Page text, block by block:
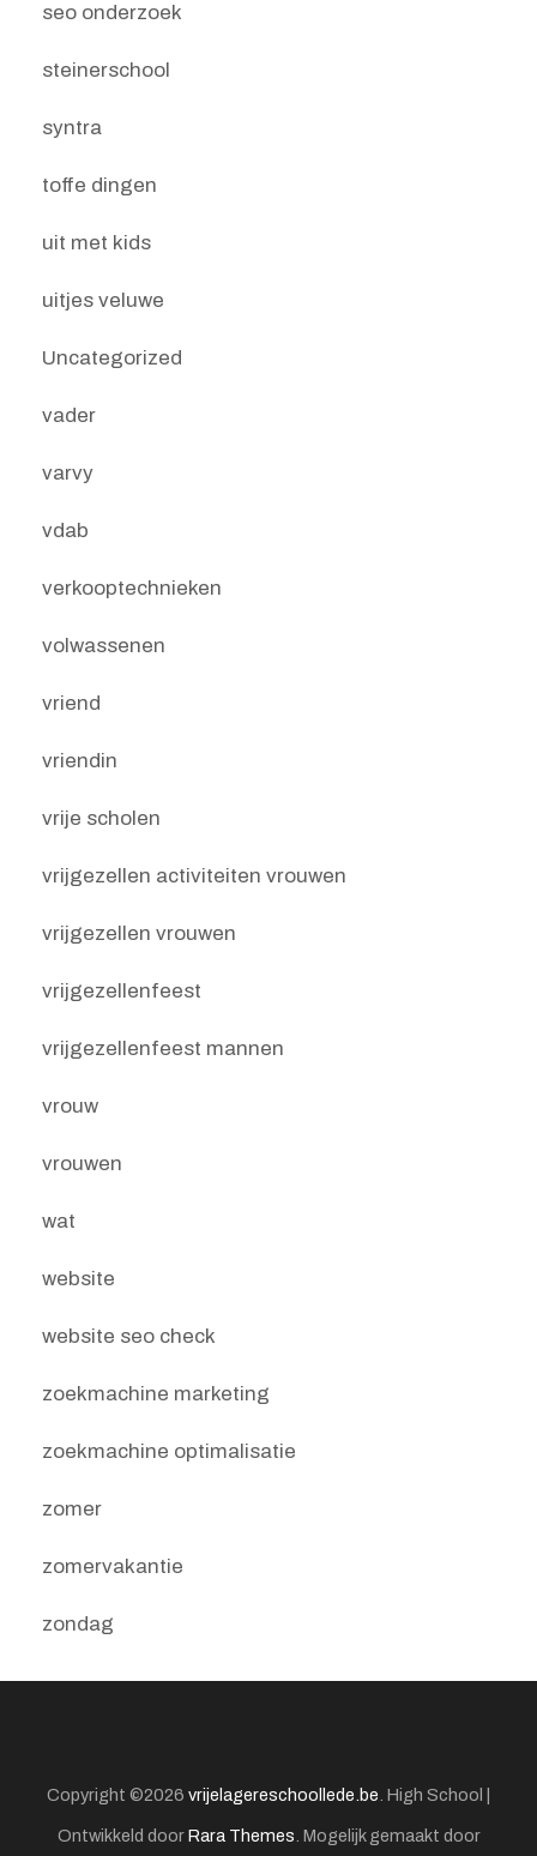
seo onderzoek
steinerschool
syntra
toffe dingen
uit met kids
uitjes veluwe
Uncategorized
vader
varvy
vdab
verkooptechnieken
volwassenen
vriend
vriendin
vrije scholen
vrijgezellen activiteiten vrouwen
vrijgezellen vrouwen
vrijgezellenfeest
vrijgezellenfeest mannen
vrouw
vrouwen
wat
website
website seo check
zoekmachine marketing
zoekmachine optimalisatie
zomer
zomervakantie
zondag
Copyright ©2026 vrijelagereschoollede.be High School |
Ontwikkeld doorRara Themes . Mogelijk gemaakt door